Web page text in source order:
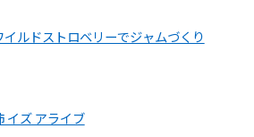
イルドストロベリーでジャムづくり
イズ アライブ